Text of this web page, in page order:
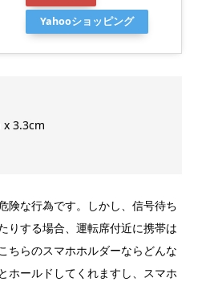
Yahooショッピング
x 3.3cm
険な行為です。しかし、信号待ち
りする場合、運転席付近に携帯は
ちらのスマホホルダーならどんな
ホールドしてくれますし、スマホ